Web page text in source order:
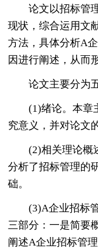
论文以招标管
现状，综合运用文
方法，具体分析A
因进行阐述，从而
论文主要分为
(1)绪论。本章
究意义，并对论文
(2)相关理论概
分析了招标管理的
础。
(3)A企业招标
三部分：一是简要
阐述A企业招标管